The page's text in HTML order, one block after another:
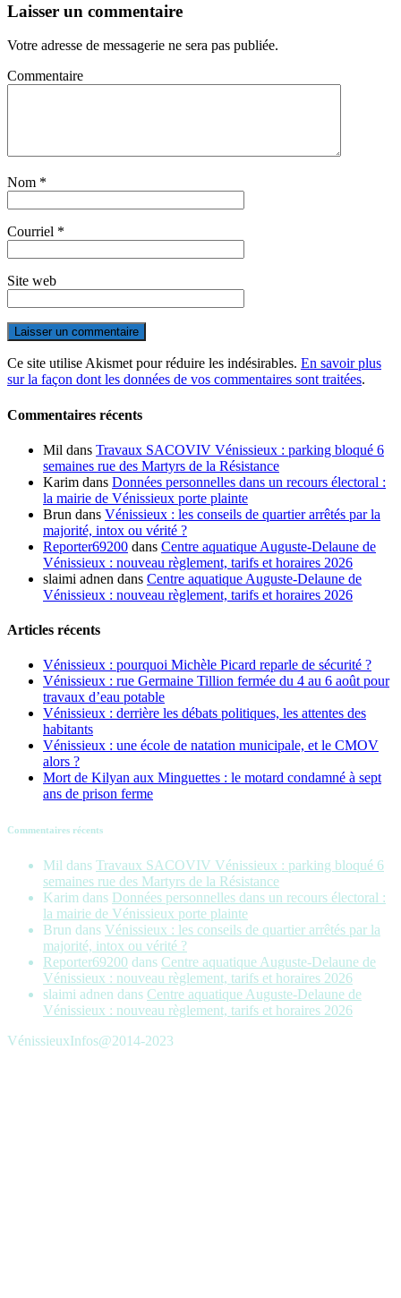
Laisser un commentaire
Votre adresse de messagerie ne sera pas publiée.
Commentaire
Nom *
Courriel *
Site web
Ce site utilise Akismet pour réduire les indésirables. En savoir plus
sur la façon dont les données de vos commentaires sont traitées.
Commentaires récents
Mil dans Travaux SACOVIV Vénissieux : parking bloqué 6
semaines rue des Martyrs de la Résistance
Karim dans Données personnelles dans un recours électoral :
la mairie de Vénissieux porte plainte
Brun dans Vénissieux : les conseils de quartier arrêtés par la
majorité, intox ou vérité ?
Reporter69200 dans Centre aquatique Auguste-Delaune de
Vénissieux : nouveau règlement, tarifs et horaires 2026
slaimi adnen dans Centre aquatique Auguste-Delaune de
Vénissieux : nouveau règlement, tarifs et horaires 2026
Articles récents
Vénissieux : pourquoi Michèle Picard reparle de sécurité ?
Vénissieux : rue Germaine Tillion fermée du 4 au 6 août pour
travaux d’eau potable
Vénissieux : derrière les débats politiques, les attentes des
habitants
Vénissieux : une école de natation municipale, et le CMOV
alors ?
Mort de Kilyan aux Minguettes : le motard condamné à sept
ans de prison ferme
Commentaires récents
Mil dans Travaux SACOVIV Vénissieux : parking bloqué 6
semaines rue des Martyrs de la Résistance
Karim dans Données personnelles dans un recours électoral :
la mairie de Vénissieux porte plainte
Brun dans Vénissieux : les conseils de quartier arrêtés par la
majorité, intox ou vérité ?
Reporter69200 dans Centre aquatique Auguste-Delaune de
Vénissieux : nouveau règlement, tarifs et horaires 2026
slaimi adnen dans Centre aquatique Auguste-Delaune de
Vénissieux : nouveau règlement, tarifs et horaires 2026
VénissieuxInfos@2014-2023